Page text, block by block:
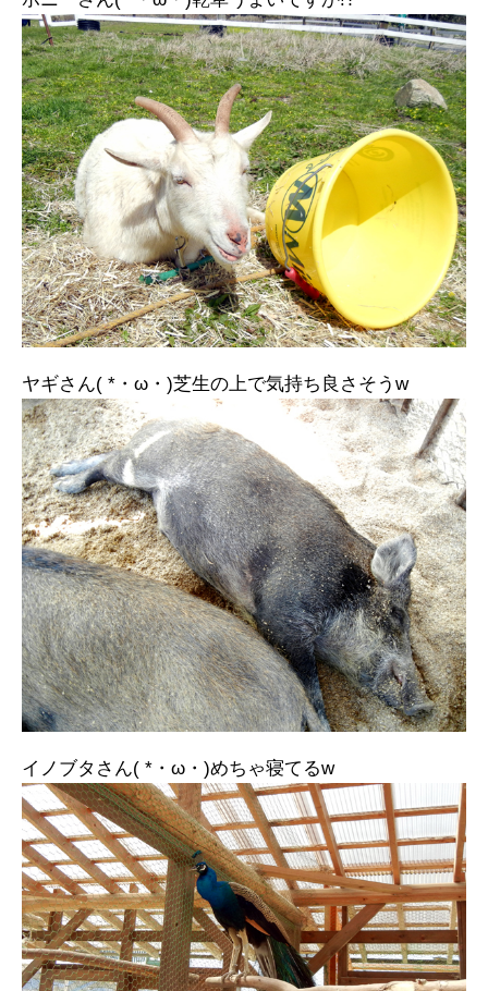
ヤギさん( *・ω・)芝生の上で気持ち良さそうw
イノブタさん( *・ω・)めちゃ寝てるw